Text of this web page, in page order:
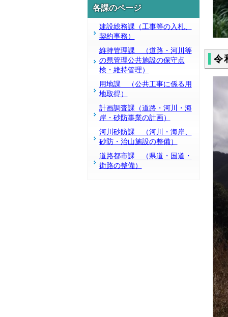
各課のページ
建設総務課（工事等の入札、
契約事務）
維持管理課 （道路・河川等
の県管理公共施設の保守点
検・維持管理）
用地課 （公共工事に係る用
地取得）
計画調査課（道路・河川・海
岸・砂防事業の計画）
河川砂防課 （河川・海岸、
砂防・治山施設の整備）
道路都市課 （県道・国道・
街路の整備）
令